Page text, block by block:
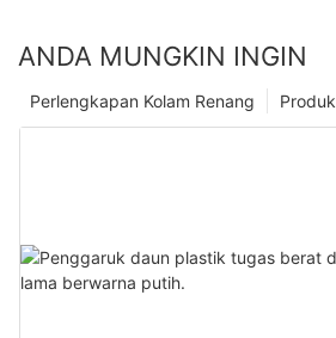
ANDA MUNGKIN INGIN
Produk
Perlengkapan Kolam Renang